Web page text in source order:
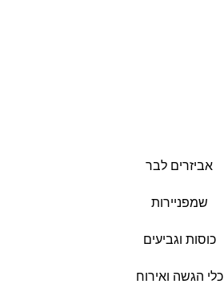
אביזרים לבר
שמפניירות
כוסות וגביעים
כלי הגשה ואירוח